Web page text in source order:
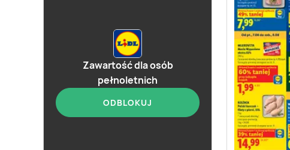
Zawartość dla osób
pełnoletnich
ODBLOKUJ